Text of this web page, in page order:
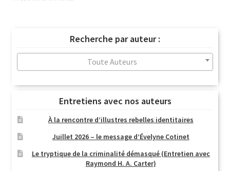
au
plus
ancien
Recherche par auteur :
Toute Auteurs
Entretiens avec nos auteurs
À la rencontre d’illustres rebelles identitaires
Juillet 2026 – le message d’Évelyne Cotinet
Le tryptique de la criminalité démasqué (Entretien avec
Raymond H. A. Carter)